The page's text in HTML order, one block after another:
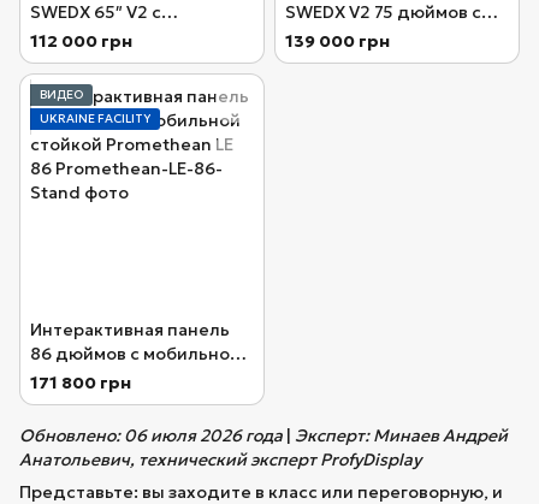
SWEDX 65″ V2 с
мобильной стойкой
112 000 грн
SWEDX V2 75 дюймов с
мобильной стойкой
139 000 грн
ВИДЕО
UKRAINE FACILITY
Интерактивная панель
86 дюймов с мобильной
стойкой Promethean LE
86
171 800 грн
Обновлено: 06 июля 2026 года | Эксперт: Минаев Андрей
Анатольевич, технический эксперт ProfyDisplay
Представьте: вы заходите в класс или переговорную, и